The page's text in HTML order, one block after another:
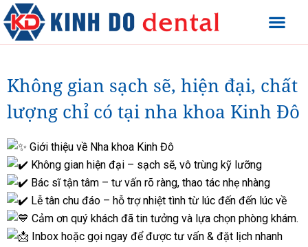
Không gian sạch sẽ, hiện đại, chất
lượng chỉ có tại nha khoa Kinh Đô
Giới thiệu về Nha khoa Kinh Đô
Không gian hiện đại – sạch sẽ, vô trùng kỹ lưỡng
Bác sĩ tận tâm – tư vấn rõ ràng, thao tác nhẹ nhàng
Lễ tân chu đáo – hỗ trợ nhiệt tình từ lúc đến đến lúc về
Cảm ơn quý khách đã tin tưởng và lựa chọn phòng khám.
Inbox hoặc gọi ngay để được tư vấn & đặt lịch nhanh